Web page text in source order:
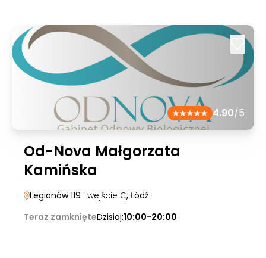
4.90/5
Od-Nova Małgorzata
Kamińska
Legionów 119 | wejście C, Łódź
Teraz zamknięteDzisiaj:10:00-20:00